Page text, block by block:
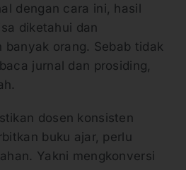
dengan cara ini, hasil
diketahui dan
banyak orang. Sebab tidak
jurnal dan prosiding,
dosen konsisten
buku ajar, perlu
Yakni mengkonversi